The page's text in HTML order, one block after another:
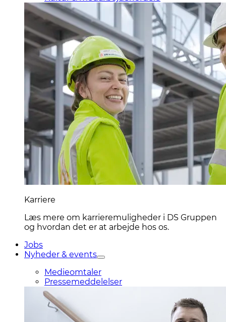
Karriere
Læs mere om karrieremuligheder i DS Gruppen
og hvordan det er at arbejde hos os.
Jobs
Nyheder & events
Medieomtaler
Pressemeddelelser